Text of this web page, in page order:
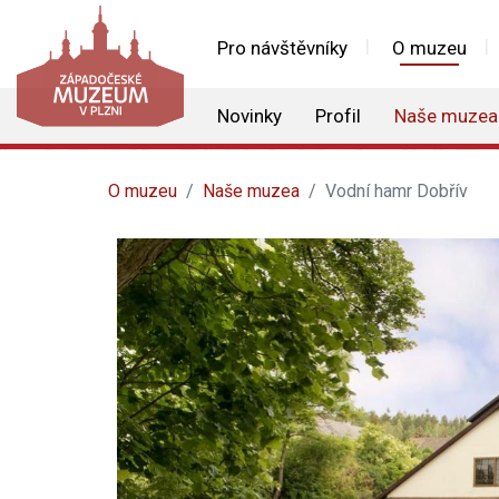
Pro návštěvníky O muzeu
Novinky Profil Naše muzea
O muzeu Naše muzea Vodní hamr Dobřív